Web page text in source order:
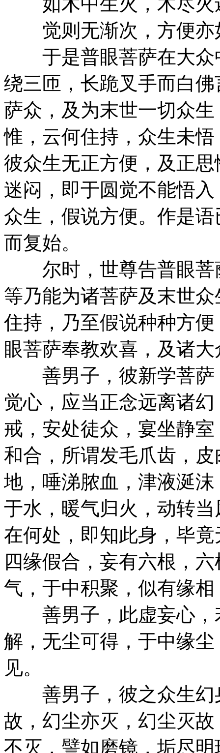
觉则无渐次，方便亦
于是普眼菩萨在大众
绕三匝，长跪叉手而白
萨众，及为末世一切众
惟，云何住持，众生未
彼众生无正方便，及正
迷闷，即于圆觉不能悟
众生，假说方便。作是
而复始。
尔时，世尊告普眼菩
等乃能为诸菩萨及末世
住持，乃至假说种种方
眼菩萨奉教欢喜，及诸
善男子，彼新学菩萨
觉心，应当正念远离诸
戒，安处徒众，宴坐静
和合，所谓发毛爪齿，
地，唾涕脓血，津液涎
于水，暖气归火，动转
在何处，即知此身，毕
四缘假合，妄有六根，
气，于中积聚，似有缘
善男子，此虚妄心，
解，无尘可得，于中缘
见。
善男子，彼之众生幻
故，幻尘亦灭，幻尘灭
不灭，譬如磨镜，垢尽明